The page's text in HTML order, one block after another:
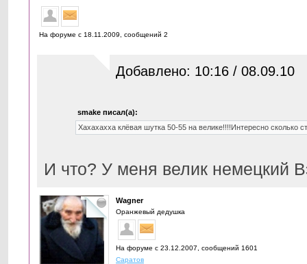
На форуме с 18.11.2009, cообщений 2
Добавлено: 10:16 / 08.09.10
smake писал(а):
Хахахахха клёвая шутка 50-55 на велике!!!!Интересно сколько
И что? У меня велик немецкий
Wagner
Оранжевый дедушка
На форуме с 23.12.2007, cообщений 1601
Саратов